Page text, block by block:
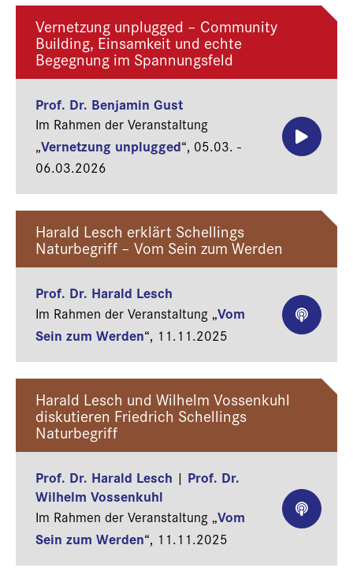
Vernetzung unplugged – Community
Building, Einsamkeit und echte
Begegnung im Spannungsfeld
Prof. Dr. Benjamin Gust
Im Rahmen der Veranstaltung
„Vernetzung unplugged“, 05.03. -
06.03.2026
Harald Lesch erklärt Schellings
Naturbegriff – Vom Sein zum Werden
Prof. Dr. Harald Lesch
Im Rahmen der Veranstaltung „Vom
Sein zum Werden“, 11.11.2025
Harald Lesch und Wilhelm Vossenkuhl
diskutieren Friedrich Schellings
Naturbegriff
Prof. Dr. Harald Lesch | Prof. Dr.
Wilhelm Vossenkuhl
Im Rahmen der Veranstaltung „Vom
Sein zum Werden“, 11.11.2025